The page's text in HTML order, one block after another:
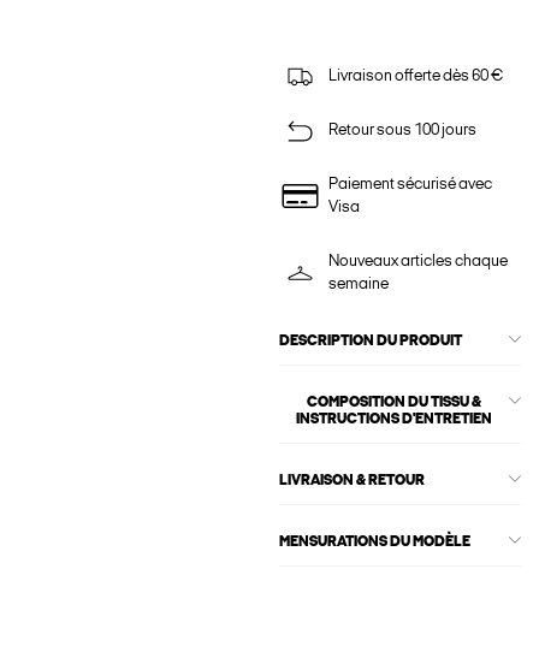
Livraison offerte dès 60 €
Retour sous 100 jours
Paiement sécurisé avec
Visa
Nouveaux articles chaque
semaine
DESCRIPTION DU PRODUIT
COMPOSITION DU TISSU &
INSTRUCTIONS D'ENTRETIEN
LIVRAISON & RETOUR
MENSURATIONS DU MODÈLE